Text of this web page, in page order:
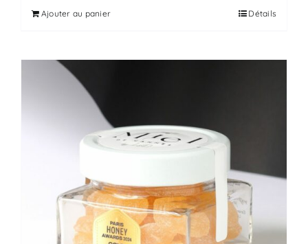
Ajouter au panier Détails